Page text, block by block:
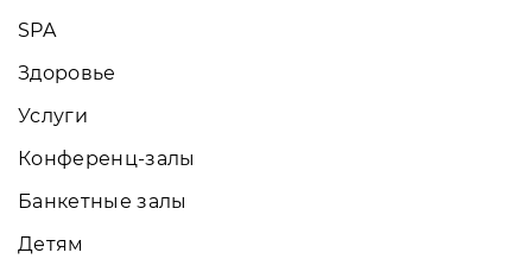
SPA
Здоровье
Услуги
Конференц-залы
Банкетные залы
Детям